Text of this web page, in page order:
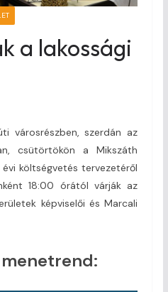
a lakossági
városrészben, szerdán az
csütörtökön a Mikszáth
költségvetés tervezetéről
18:00 órától várják az
képviselői és Marcali